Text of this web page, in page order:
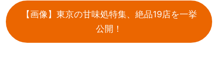
【画像】東京の甘味処特集、絶品19店を一挙
公開！